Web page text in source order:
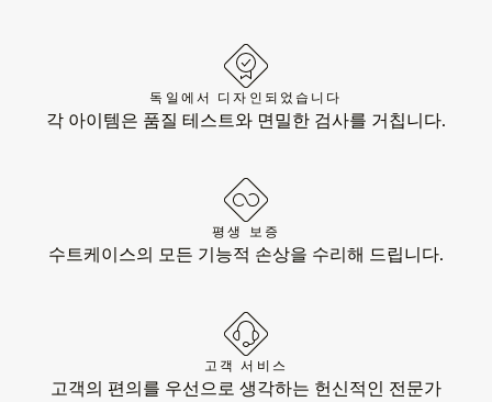
독일에서 디자인되었습니다
각 아이템은 품질 테스트와 면밀한 검사를 거칩니다.
평생 보증
수트케이스의 모든 기능적 손상을 수리해 드립니다.
고객 서비스
고객의 편의를 우선으로 생각하는 헌신적인 전문가